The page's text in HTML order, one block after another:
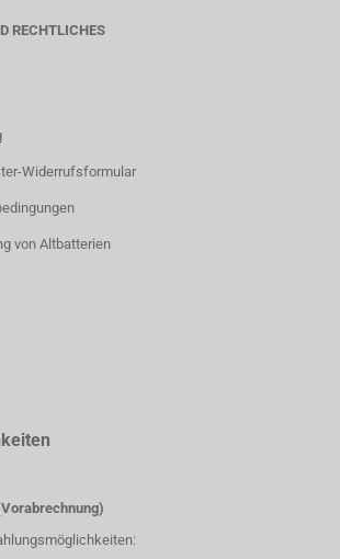
RECHTLICHES
Widerrufsformular
von Altbatterien